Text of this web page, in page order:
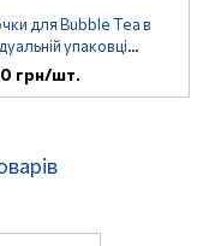
для Bubble Tea в
упаковці
17 см, 100 шт
грн/шт.